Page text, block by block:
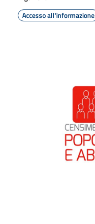
Accesso all'informazione